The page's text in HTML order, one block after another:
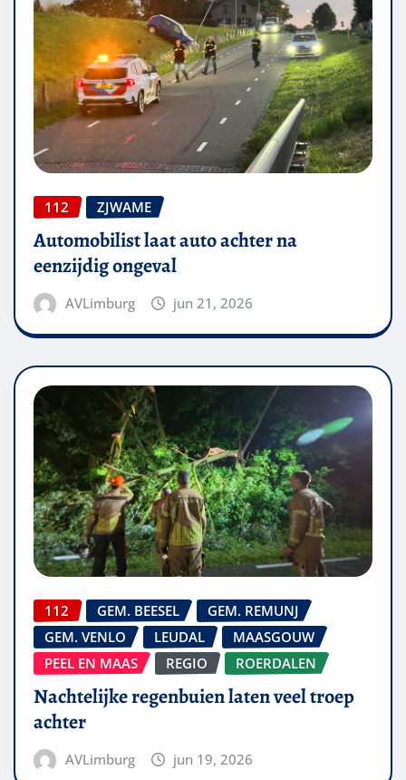
112 ZJWAME
Automobilist laat auto achter na
eenzijdig ongeval
AVLimburg jun 21, 2026
112 GEM. BEESEL
GEM. REMUNJ
GEM. VENLO
LEUDAL
MAASGOUW
PEEL EN MAAS
REGIO ROERDALEN
Nachtelijke regenbuien laten veel troep
achter
AVLimburg jun 19, 2026